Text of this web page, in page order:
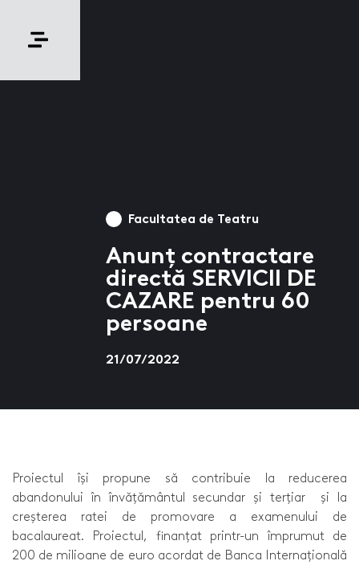
Facultatea de Teatru
Anunț contractare
directă SERVICII DE
CAZARE pentru 60
persoane
21/07/2022
Proiectul își propune să contribuie la reducerea
abandonului în învățământul secundar și terțiar și la
creșterea ratei de promovare a examenului de
bacalaureat. Proiectul, finanțat printr-un împrumut de
200 de milioane de euro acordat de Banca Internațională